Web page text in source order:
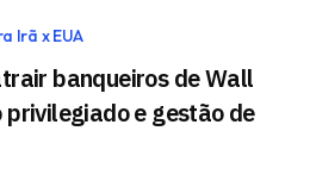
Irã x EUA
banqueiros de Wall
e gestão de